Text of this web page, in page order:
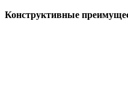
Конструктивные